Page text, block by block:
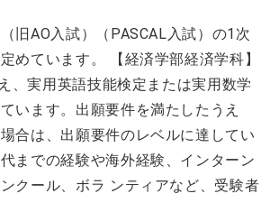
旧AO入試）（PASCAL入試）の1次
めています。 【経済学部経済学科】
、実用英語技能検定または実用数学
います。出願要件を満たしたうえ
合は、出願要件のレベルに達してい
までの経験や海外経験、インターン
クール、ボラ ンティアなど、受験者